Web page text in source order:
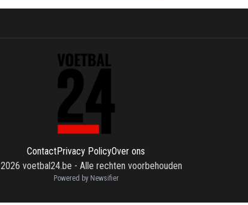
ContactPrivacy PolicyOver ons
2026 voetbal24.be - Alle rechten voorbehouden
Powered by Newsifier